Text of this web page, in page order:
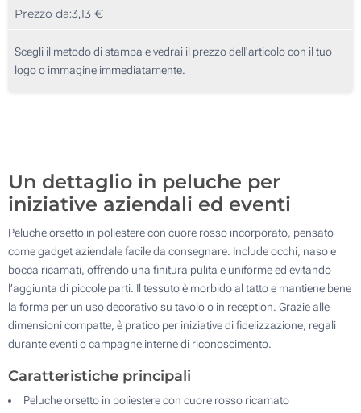
Transfer digitale full color (Davanti)
20
50
100
Prezzo da:3,13 €
Scegli il metodo di stampa e vedrai il prezzo dell'articolo con il tuo
logo o immagine immediatamente.
Un dettaglio in peluche per
iniziative aziendali ed eventi
Peluche orsetto in poliestere con cuore rosso incorporato, pensato
come gadget aziendale facile da consegnare. Include occhi, naso e
bocca ricamati, offrendo una finitura pulita e uniforme ed evitando
l’aggiunta di piccole parti. Il tessuto è morbido al tatto e mantiene bene
la forma per un uso decorativo su tavolo o in reception. Grazie alle
dimensioni compatte, è pratico per iniziative di fidelizzazione, regali
durante eventi o campagne interne di riconoscimento.
Caratteristiche principali
Peluche orsetto in poliestere con cuore rosso ricamato